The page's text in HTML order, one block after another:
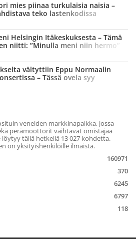
mies piinaa turkulaisia naisia –
teko lastenkodissa
Helsingin Itäkeskuksesta – Tämä
niitti: ”Minulla meni niin hermo”
vältyttiin Eppu Normaalin
– Tässä ovela syy
veneiden markkinapaikka, jossa
perämoottorit vaihtavat omistajaa
tällä hetkellä 13 027 kohdetta.
on yksityishenkilöille ilmaista.
160971
370
6245
6797
118